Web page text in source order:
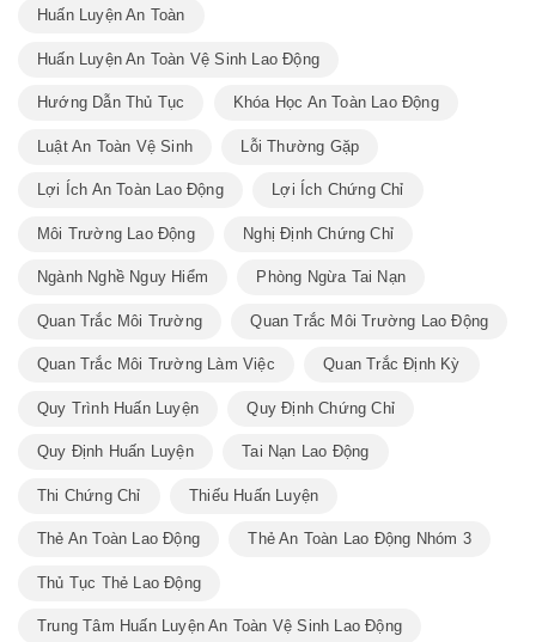
Huấn Luyện An Toàn
Huấn Luyện An Toàn Vệ Sinh Lao Động
Hướng Dẫn Thủ Tục Khóa Học An Toàn Lao Động
Luật An Toàn Vệ Sinh Lỗi Thường Gặp
Lợi Ích An Toàn Lao Động Lợi Ích Chứng Chỉ
Môi Trường Lao Động Nghị Định Chứng Chỉ
Ngành Nghề Nguy Hiểm Phòng Ngừa Tai Nạn
Quan Trắc Môi Trường Quan Trắc Môi Trường Lao Động
Quan Trắc Môi Trường Làm Việc Quan Trắc Định Kỳ
Quy Trình Huấn Luyện Quy Định Chứng Chỉ
Quy Định Huấn Luyện Tai Nạn Lao Động
Thi Chứng Chỉ Thiếu Huấn Luyện
Thẻ An Toàn Lao Động Thẻ An Toàn Lao Động Nhóm 3
Thủ Tục Thẻ Lao Động
Trung Tâm Huấn Luyện An Toàn Vệ Sinh Lao Động